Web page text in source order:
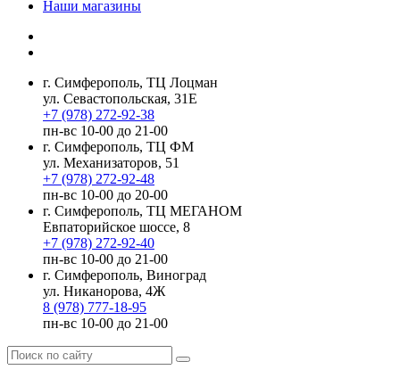
Наши магазины
г. Симферополь, ТЦ Лоцман
ул. Севастопольская, 31Е
+7 (978) 272-92-38
пн-вс 10-00 до 21-00
г. Симферополь, ТЦ ФМ
ул. Механизаторов, 51
+7 (978) 272-92-48
пн-вс 10-00 до 20-00
г. Симферополь, ТЦ МЕГАНОМ
Евпаторийское шоссе, 8
+7 (978) 272-92-40
пн-вс 10-00 до 21-00
г. Симферополь, Виноград
ул. Никанорова, 4Ж
8 (978) 777-18-95
пн-вс 10-00 до 21-00